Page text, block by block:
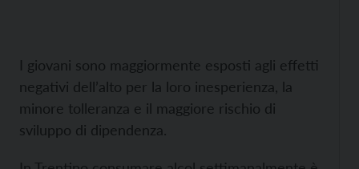
I giovani sono maggiormente esposti agli effetti
negativi dell’alto per la loro inesperienza, la
minore tolleranza e il maggiore rischio di
sviluppo di dipendenza.